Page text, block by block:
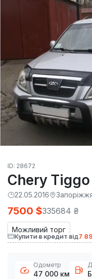
ID: 28672
Chery
22.05.2016
Можливий торг
7500 $335684 ₴
Купити в кредит від7
Одометр
47 000 км